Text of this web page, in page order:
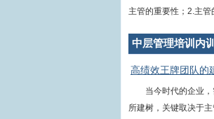
主管的重要性；2.主
中层管理培训内
高绩效王牌团队的
当今时代的企业
所建树，关键取决于